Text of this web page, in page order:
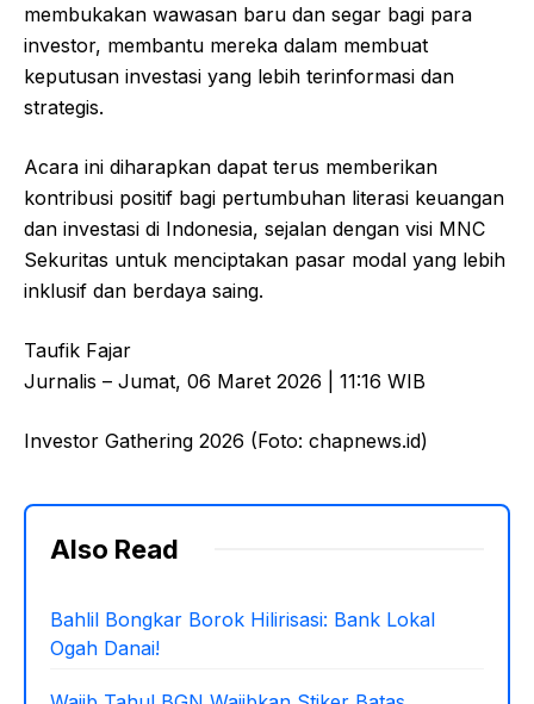
membukakan wawasan baru dan segar bagi para
investor, membantu mereka dalam membuat
keputusan investasi yang lebih terinformasi dan
strategis.
Acara ini diharapkan dapat terus memberikan
kontribusi positif bagi pertumbuhan literasi keuangan
dan investasi di Indonesia, sejalan dengan visi MNC
Sekuritas untuk menciptakan pasar modal yang lebih
inklusif dan berdaya saing.
Taufik Fajar
Jurnalis – Jumat, 06 Maret 2026 | 11:16 WIB
Investor Gathering 2026 (Foto: chapnews.id)
Also Read
Bahlil Bongkar Borok Hilirisasi: Bank Lokal
Ogah Danai!